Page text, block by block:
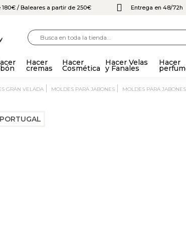
180€ / Baleares a partir de 250€ Entrega en 48/72h
Hacer
cremas
Hacer
Cosmética
Hacer Velas
y Fanales
Hacer
GRAN VELADA MOLDES PARA JABONES MOLDES PARA